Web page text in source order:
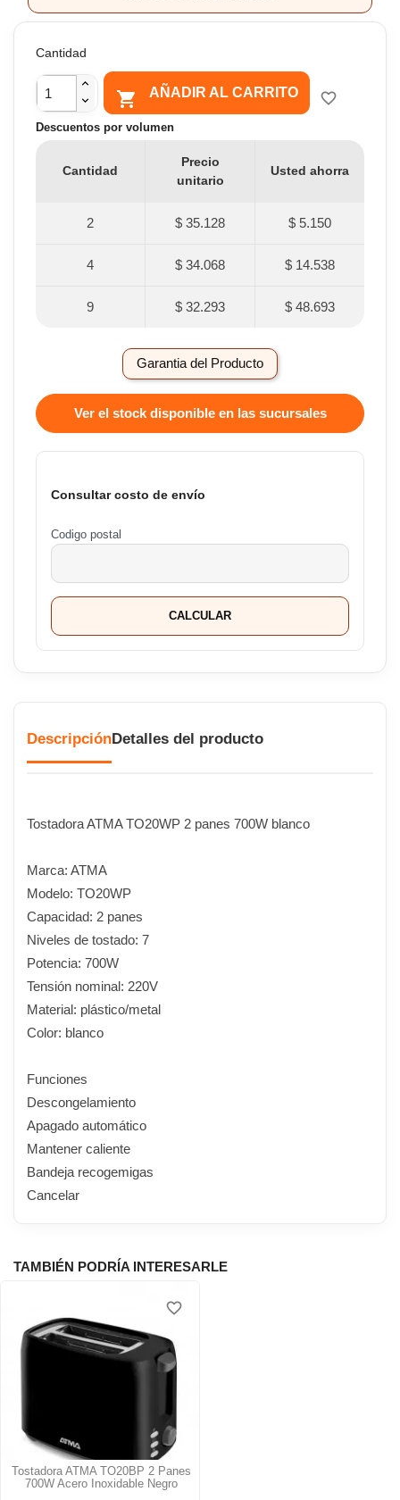
Cantidad
 AÑADIR AL CARRITO favorite_border
Descuentos por volumen
Cantidad
Precio
unitario
Usted ahorra
2 $ 35.128 $ 5.150
4 $ 34.068 $ 14.538
9 $ 32.293 $ 48.693
Garantia del Producto
Ver el stock disponible en las sucursales
Consultar costo de envío
Codigo postal
CALCULAR
DescripciónDetalles del producto
Tostadora ATMA TO20WP 2 panes 700W blanco
Marca: ATMA
Modelo: TO20WP
Capacidad: 2 panes
Niveles de tostado: 7
Potencia: 700W
Tensión nominal: 220V
Material: plástico/metal
Color: blanco
Funciones
Descongelamiento
Apagado automático
Mantener caliente
Bandeja recogemigas
Cancelar
TAMBIÉN PODRÍA INTERESARLE
Tostadora ATMA TO20BP 2 Panes
700W Acero Inoxidable Negro
favorite_border